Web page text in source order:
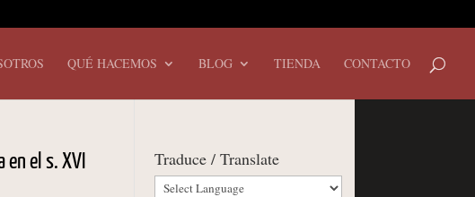
QUÉ HACEMOS BLOG TIENDA CONTACTO
el s. XVI
Traduce / Translate